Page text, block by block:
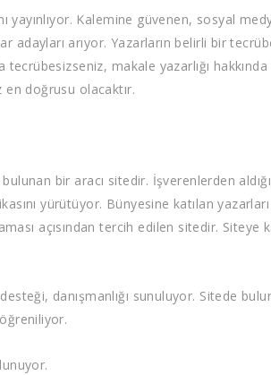
yayınlıyor. Kalemine güvenen, sosyal
adayları arıyor. Yazarların belirli bir
makale yazarlığı
en doğrusu olacaktır.
bir aracı sitedir. İşverenlerden
yürütüyor. Bünyesine katılan
açısından tercih edilen sitedir. Siteye
danışmanlığı sunuluyor. Sitede